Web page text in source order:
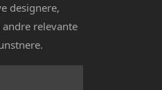
designere,
relevante